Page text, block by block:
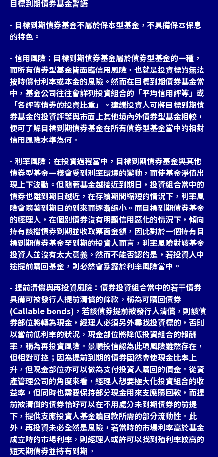
目標到期債券基金警語
- 目標到期債券基金不屬於保本型基金，不具備保本保息
的特色。
- 信用風險：目標到期債券基金屬於債券型基金的一種，
而所有債券型基金皆面臨信用風險，也就是投資標的無法
按時償付利率或本金的風險。然而在目標到期債券基金當
中，基金公司往往會詳列投資組合的「平均信用評等」或
「各評等債券的投資比重」。建議投資人可將目標到期債
券基金的投資評等與市面上其他境內外債券型基金相較，
便可了解目標到期債券基金在所有債券型基金當中的相對
信用風險水準為何。
- 利率風險：在投資過程當中，目標到期債券基金與其他
債券型基金一樣會受到利率環境的變動，而使基金淨值出
現上下波動。但隨著基金越接近到期日，投資組合當中的
債券也離到期日越近，在存續期間縮短的情況下，利率風
險會隨著到期日的到來而逐漸縮小。而目標到期債券基金
的經理人，在個別債券沒有明顯信用惡化的情況下，傾向
持有該檔債券到期並收取票面金額，因此對於一個持有目
標到期債券基金至到期的投資人而言，利率風險對該基金
投資人並沒有太大意義。然而不能否認的是，若投資人中
途提前贖回基金，則必然會暴露於利率風險當中。
- 提前清償與再投資風險：債券投資組合當中的若干債券
具備可被發行人提前清償的條款，稱為可贖回債券
(Callable bonds)，若該債券提前被發行人清償，則該債
券部位將轉為現金，經理人必須另外尋找投資標的，否則
以當前低利率的狀況，現金部位將降低投資組合的報酬
率，稱為再投資風險。景順投信認為此項風險雖然存在，
但相對可控；因為提前到期的債券固然會使現金比率上
升，但現金部位亦可以做為支付投資人贖回的價金。從資
產管理公司的角度來看，經理人想要極大化投資組合的收
益率，但同時也需要保持部分現金用來支應贖回款，而提
前被清償的債券恰好可以在不用處分未到期債券的前提
下，提供支應投資人基金贖回款所需的部分流動性。此
外，再投資未必全然是風險，若當時的市場利率高於基金
成立時的市場利率，則經理人或許可以找到殖利率較高的
短天期債券並持有到期。